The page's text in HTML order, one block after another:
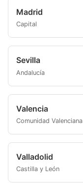
Madrid
Capital
Sevilla
Andalucía
Valencia
Comunidad Valenciana
Valladolid
Castilla y León